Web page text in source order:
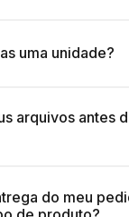
uma unidade?
arquivos antes
do meu